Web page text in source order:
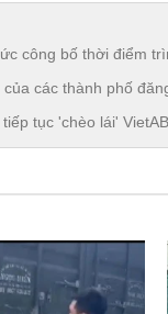
công bố thời điểm
các thành phố
tục 'chèo lái'